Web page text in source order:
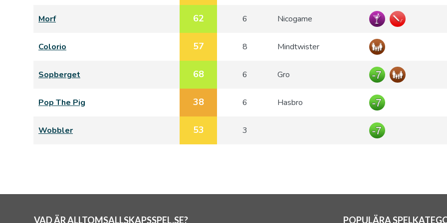
Morf 62 6 Nicogame
Colorio 57 8 Mindtwister
Sopberget 68 6 Gro
Pop The Pig 38 6 Hasbro
Wobbler 53 3
VAD ÄR ALLTOMSALLSKAPSSPEL.SE? POPULÄRA